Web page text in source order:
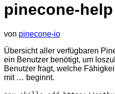
pinecone-help
von pinecone-io
Übersicht aller verfügbaren
ein Benutzer benötigt, um
Benutzer fragt, welche
mit … beginnt.